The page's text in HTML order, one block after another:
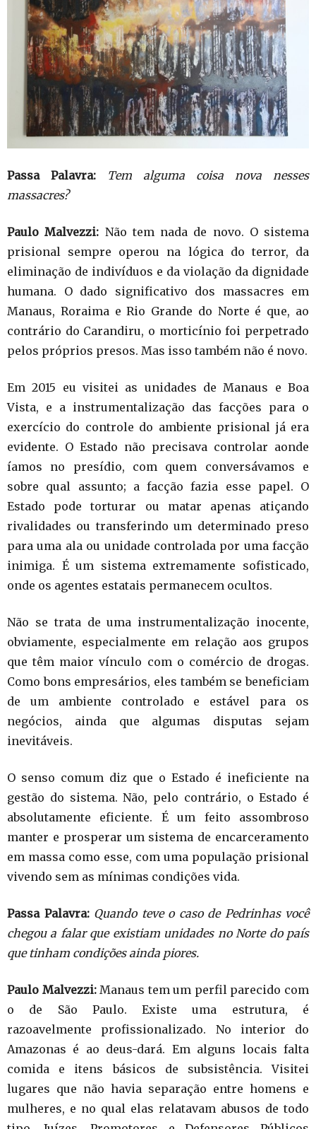
Passa Palavra:
Tem alguma coisa nova nesses
massacres?
Paulo Malvezzi: Não tem nada de novo. O sistema
prisional sempre operou na lógica do terror, da
eliminação de indivíduos e da violação da dignidade
humana. O dado significativo dos massacres em
Manaus, Roraima e Rio Grande do Norte é que, ao
contrário do Carandiru, o morticínio foi perpetrado
pelos próprios presos. Mas isso também não é novo.
Em 2015 eu visitei as unidades de Manaus e Boa
Vista, e a instrumentalização das facções para o
exercício do controle do ambiente prisional já era
evidente. O Estado não precisava controlar aonde
íamos no presídio, com quem conversávamos e
sobre qual assunto; a facção fazia esse papel. O
Estado pode torturar ou matar apenas atiçando
rivalidades ou transferindo um determinado preso
para uma ala ou unidade controlada por uma facção
inimiga. É um sistema extremamente sofisticado,
onde os agentes estatais permanecem ocultos.
Não se trata de uma instrumentalização inocente,
obviamente, especialmente em relação aos grupos
que têm maior vínculo com o comércio de drogas.
Como bons empresários, eles também se beneficiam
de um ambiente controlado e estável para os
negócios, ainda que algumas disputas sejam
inevitáveis.
O senso comum diz que o Estado é ineficiente na
gestão do sistema. Não, pelo contrário, o Estado é
absolutamente eficiente. É um feito assombroso
manter e prosperar um sistema de encarceramento
em massa como esse, com uma população prisional
vivendo sem as mínimas condições vida.
Passa Palavra: Quando teve o caso de Pedrinhas você
chegou a falar que existiam unidades no Norte do país
que tinham condições ainda piores.
Paulo Malvezzi:Manaus tem um perfil parecido com
o de São Paulo. Existe uma estrutura, é
razoavelmente profissionalizado. No interior do
Amazonas é ao deus-dará. Em alguns locais falta
comida e itens básicos de subsistência. Visitei
lugares que não havia separação entre homens e
mulheres, e no qual elas relatavam abusos de todo